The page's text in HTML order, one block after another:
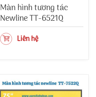
Màn hình tương tác
Newline TT-6521Q
Liên hệ